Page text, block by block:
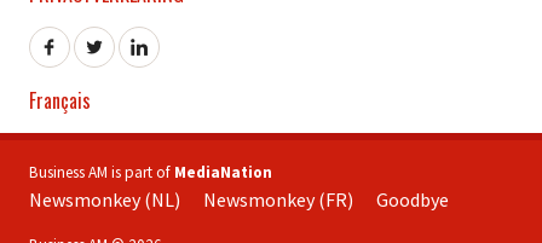
Français
Business AM is part of MediaNation
Newsmonkey (NL) Newsmonkey (FR) Goodbye